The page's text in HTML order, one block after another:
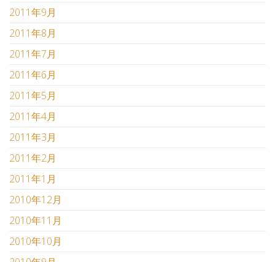
2011年9月
2011年8月
2011年7月
2011年6月
2011年5月
2011年4月
2011年3月
2011年2月
2011年1月
2010年12月
2010年11月
2010年10月